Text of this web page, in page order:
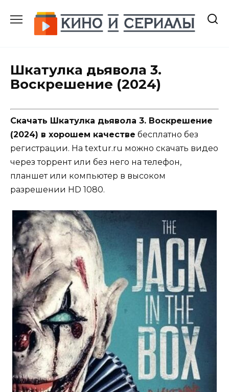
содержанию
Шкатулка дьявола 3.
Воскрешение (2024)
Скачать Шкатулка дьявола 3. Воскрешение
(2024) в хорошем качестве бесплатно без
регистрации. На textur.ru можно скачать видео
через торрент или без него на телефон,
планшет или компьютер в высоком
разрешении HD 1080.